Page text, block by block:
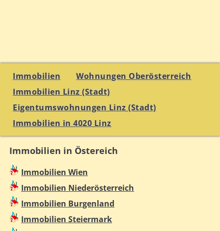
Immobilien
Wohnungen Oberösterreich
Immobilien Linz (Stadt)
Eigentumswohnungen Linz (Stadt)
Immobilien in 4020 Linz
Immobilien in Östereich
Immobilien Wien
Immobilien Niederösterreich
Immobilien Burgenland
Immobilien Steiermark